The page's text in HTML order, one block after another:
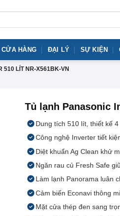
CỬA HÀNG ĐẠI LÝ SỰ KIỆN
510 LÍT NR-X561BK-VN
Tủ lạnh Panasonic
Dung tích 510 lít, thiết kế 4
Công nghệ Inverter tiết
Diệt khuẩn Ag Clean khử
Ngăn rau củ Fresh Safe
Làm lạnh Panorama luân
Cảm biến Econavi thông
Mặt cửa thép đen sang